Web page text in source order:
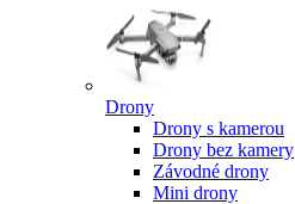
Drony
Drony s kamerou
Drony bez kamery
Závodné drony
Mini drony